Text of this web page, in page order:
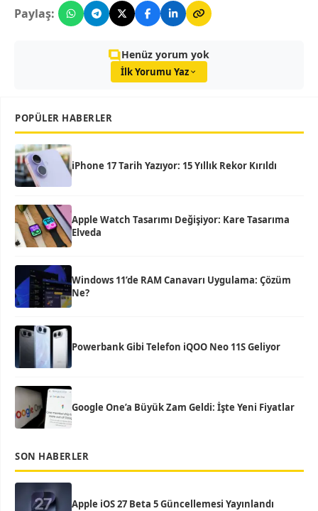
Paylaş:
Henüz yorum yok
İlk Yorumu Yaz
POPÜLER HABERLER
iPhone 17 Tarih Yazıyor: 15 Yıllık Rekor Kırıldı
Apple Watch Tasarımı Değişiyor: Kare Tasarıma
Elveda
Windows 11’de RAM Canavarı Uygulama: Çözüm
Ne?
Powerbank Gibi Telefon iQOO Neo 11S Geliyor
Google One’a Büyük Zam Geldi: İşte Yeni Fiyatlar
SON HABERLER
Apple iOS 27 Beta 5 Güncellemesi Yayınlandı